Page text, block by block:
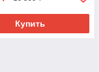
Купить